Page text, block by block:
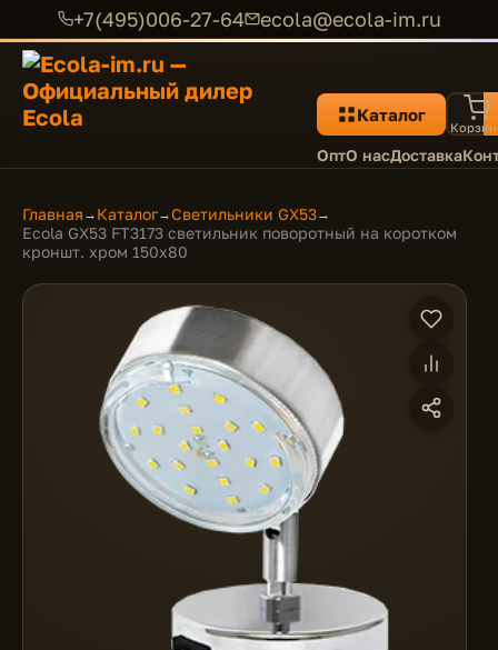
+7(495)006-27-64 ecola@ecola-im.ru
Каталог
ОптО насДоставка
Главная → Каталог→Светильники GX53→
Ecola GX53 FT3173 светильник поворотный на коротком
кроншт. хром 150х80